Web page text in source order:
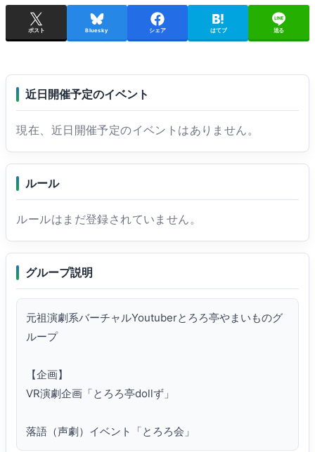
ポスト Bluesky シェア はてブ 送る
近日開催予定のイベント
現在、近日開催予定のイベントはありません。
ルール
ルールはまだ登録されていません。
グループ説明
元祖演劇系バーチャルYoutuberとろろ亭やまいものグ
ループ
【企画】
VR演劇企画「とろろ亭dollず」
落語（声劇）イベント「とろろ会」